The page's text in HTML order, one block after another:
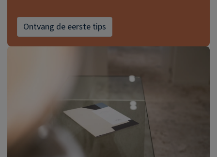
Ontvang de eerste tips